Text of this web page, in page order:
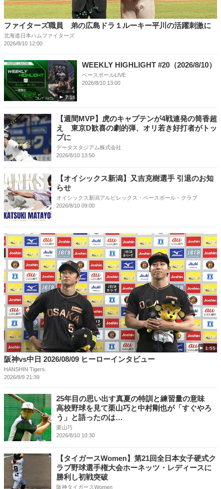
ファイターズ職員 弟の広島ドラ１ルーキー平川の活躍刺激に
北海道日本ハムファイターズ
2026/8/10 12:00
7:16
WEEKLY HIGHLIGHT #20（2026/8/10）
ベースボールLIVE
2026/8/10 13:00
【週間MVP】虎のキャプテンが4戦連発の筒香超
え 東京D歓喜の劇的弾、オリ若き好打者がトッ
プに
データスタジアム株式会社
2026/8/10 13:50
【オイシックス新潟】又吉克樹選手 引退のお知
らせ
オイシックス新潟アルビレックス・ベースボール・クラブ
2026/8/10 09:00
1:55
阪神vs中日 2026/08/09 ヒーローインタビュー
HANSHIN Tigers.
2026/8/9 21:39
25年目の思い出す真夏の特訓と練習量の意味
高校野球を見て栗山巧と中村剛也が「すぐやろ
う」と語ったのは…
栗山巧
2026/8/10 10:30
【タイガースWomen】第21回全日本女子硬式ク
ラブ野球選手権大会ホーネッツ・レディースに
勝利し初戦突破
阪神タイガースWomen